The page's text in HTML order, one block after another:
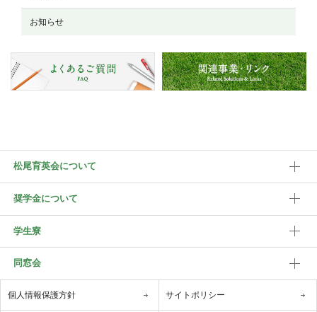
お知らせ
松尾育英会について
奨学金について
学生寮
同窓会
個人情報保護方針 サイトポリシー